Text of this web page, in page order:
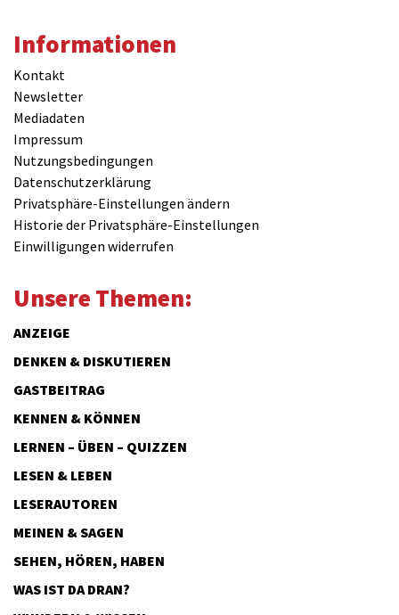
Informationen
Kontakt
Newsletter
Mediadaten
Impressum
Nutzungsbedingungen
Datenschutzerklärung
Privatsphäre-Einstellungen ändern
Historie der Privatsphäre-Einstellungen
Einwilligungen widerrufen
Unsere Themen:
ANZEIGE
DENKEN & DISKUTIEREN
GASTBEITRAG
KENNEN & KÖNNEN
LERNEN – ÜBEN – QUIZZEN
LESEN & LEBEN
LESERAUTOREN
MEINEN & SAGEN
SEHEN, HÖREN, HABEN
WAS IST DA DRAN?